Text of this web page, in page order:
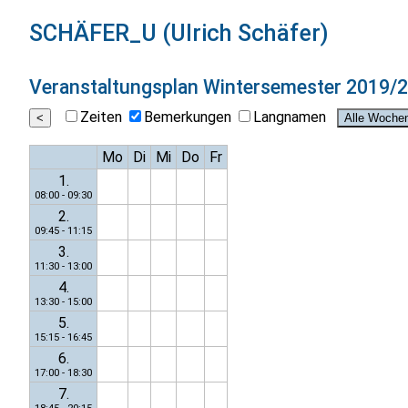
SCHÄFER_U (Ulrich Schäfer)
Veranstaltungsplan Wintersemester 2019/
Zeiten Bemerkungen Langnamen
Mo Di Mi Do
Fr
1.
08:00 - 09:30
2.
09:45 - 11:15
3.
11:30 - 13:00
4.
13:30 - 15:00
5.
15:15 - 16:45
6.
17:00 - 18:30
7.